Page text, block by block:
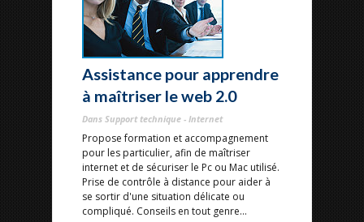
Assistance pour apprendre
à maîtriser le web 2.0
Dans Support technique - Internet
Propose formation et accompagnement
pour les particulier, afin de maîtriser
internet et de sécuriser le Pc ou Mac utilisé.
Prise de contrôle à distance pour aider à
se sortir d'une situation délicate ou
compliqué. Conseils en tout genre...